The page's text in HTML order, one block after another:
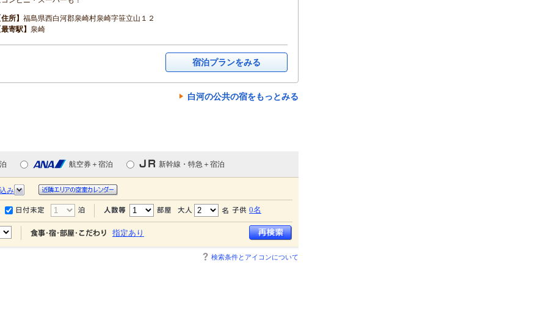
所】 福島県西白河郡泉崎村泉崎字笹立山１２
寄駅】 泉崎
宿泊プランをみる
白河の公共の宿をもっとみる
航空券＋宿泊 新幹線・特急＋宿泊
み
0名
指定あり
検索条件とアイコンについて